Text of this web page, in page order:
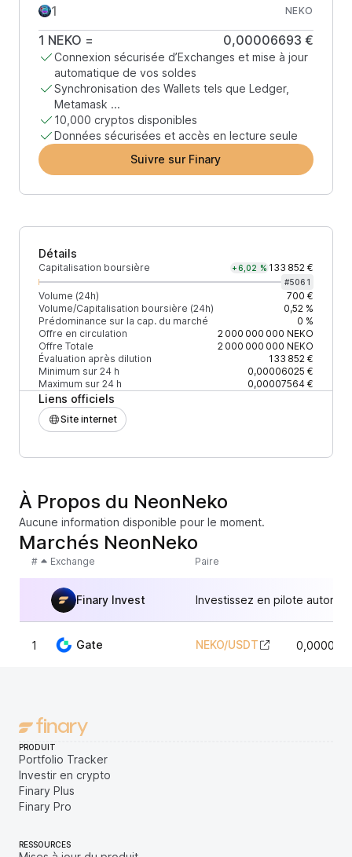
NEKO
1 NEKO = 0,00006693 €
Connexion sécurisée d’Exchanges et mise à jour
automatique de vos soldes
Synchronisation des Wallets tels que Ledger,
Metamask ...
10,000 cryptos disponibles
Données sécurisées et accès en lecture seule
Suivre sur Finary
Détails
Capitalisation boursière +6,02 % 133 852 €
#5061
Volume (24h)
700 €
Volume/Capitalisation boursière (24h)
0,52 %
Prédominance sur la cap. du marché
0 %
Offre en circulation
2 000 000 000 NEKO
Offre Totale
2 000 000 000 NEKO
Évaluation après dilution
133 852 €
Minimum sur 24 h
0,00006025 €
Maximum sur 24 h
0,00007564 €
Liens officiels
Site internet
À Propos du NeonNeko
Aucune information disponible pour le moment.
Marchés NeonNeko
# Exchange Paire
Finary Invest Investissez en pilote
1 Gate NEKO/USDT
PRODUIT
Portfolio Tracker
Investir en crypto
Finary Plus
Finary Pro
RESSOURCES